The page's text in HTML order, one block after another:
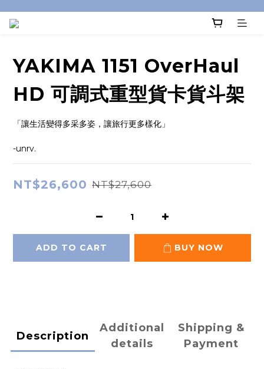
YAKIMA 1151 OverHaul
HD 可調式重型貨卡貨斗架
「讓生活變得多采多姿，讓旅行更多樣化」
-unrv.
NT$26,600 NT$27,600
ADD TO CART BUY NOW
Description
Additional
details
Shipping &
Payment